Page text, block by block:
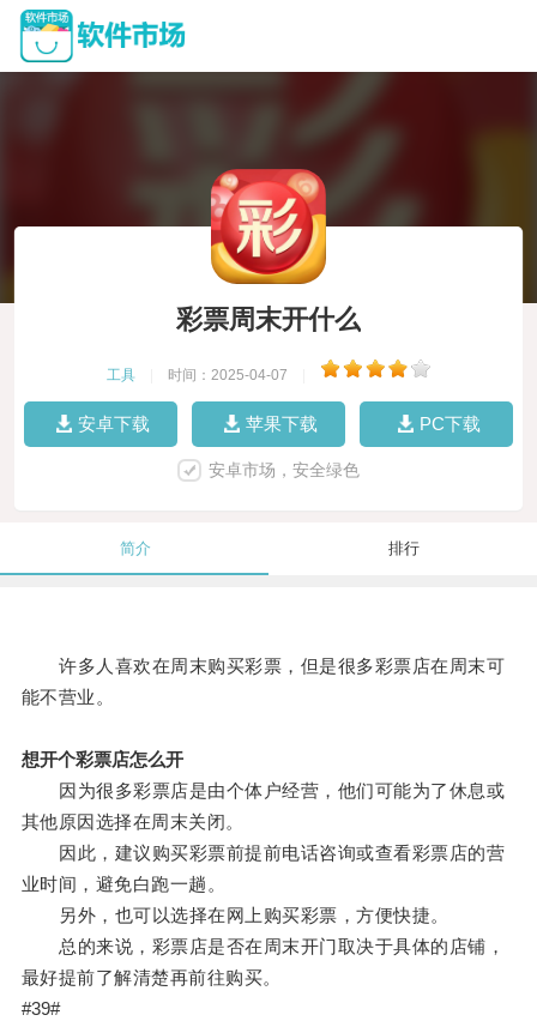
彩票周末开什么
工具 时间：2025-04-07
安卓下载 苹果下载 PC下载
安卓市场，安全绿色
简介 排行
许多人喜欢在周末购买彩票，但是很多彩票店在周末可
能不营业。
想开个彩票店怎么开
因为很多彩票店是由个体户经营，他们可能为了休息或
其他原因选择在周末关闭。
因此，建议购买彩票前提前电话咨询或查看彩票店的营
业时间，避免白跑一趟。
另外，也可以选择在网上购买彩票，方便快捷。
总的来说，彩票店是否在周末开门取决于具体的店铺，
最好提前了解清楚再前往购买。
#39#